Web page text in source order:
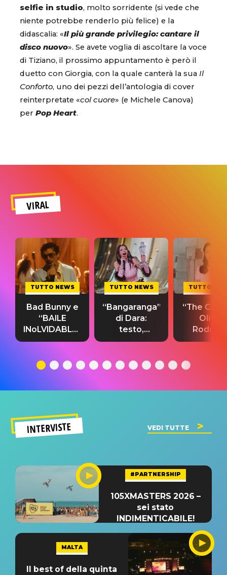
selfie in studio, molto sorridente (si vede che
niente potrebbe renderlo più felice) e la
didascalia: «Il più grande privilegio: cantare il
disco nuovo». Se avete voglia di ascoltare la voce
di Tiziano, il prossimo appuntamento è però il
duetto con Giorgia, con la quale canterà la sua Il
Conforto, uno dei pezzi dell’antologia di cover
reinterpretate «col cuore» (e Michele Canova)
per Pop Heart.
VIRAL
TUTTO NEWS
Bad Bunny e
“BAILE
INoLVIDABLE”:
testo,
significato
TUTTO NEWS
“Bangaranga”
di Dara:
testo,
traduzione e
del singolo
TUTTO
“The
Olivia
testo,
INTERVISTE VEDI TUTTE
#PARTNERSHIP
105XMASTERS 2026 –
sei stato
INDIMENTICABILE!
MALTA
Il best of della quinta